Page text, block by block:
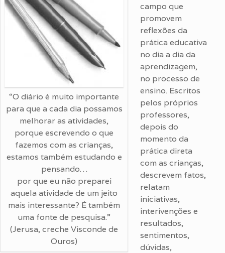
“O diário é muito importante
para que a cada dia possamos
melhorar as atividades,
porque escrevendo o que
fazemos com as crianças,
estamos também estudando e
pensando…
por que eu não preparei
aquela atividade de um jeito
mais interessante? É também
uma fonte de pesquisa.”
(Jerusa, creche Visconde de
Ouros)
campo que
promovem
reflexões da
prática educativa
no dia a dia da
aprendizagem,
no processo de
ensino. Escritos
pelos próprios
professores,
depois do
momento da
prática direta
com as crianças,
descrevem fatos,
relatam
iniciativas,
interivenções e
resultados,
sentimentos,
dúvidas,